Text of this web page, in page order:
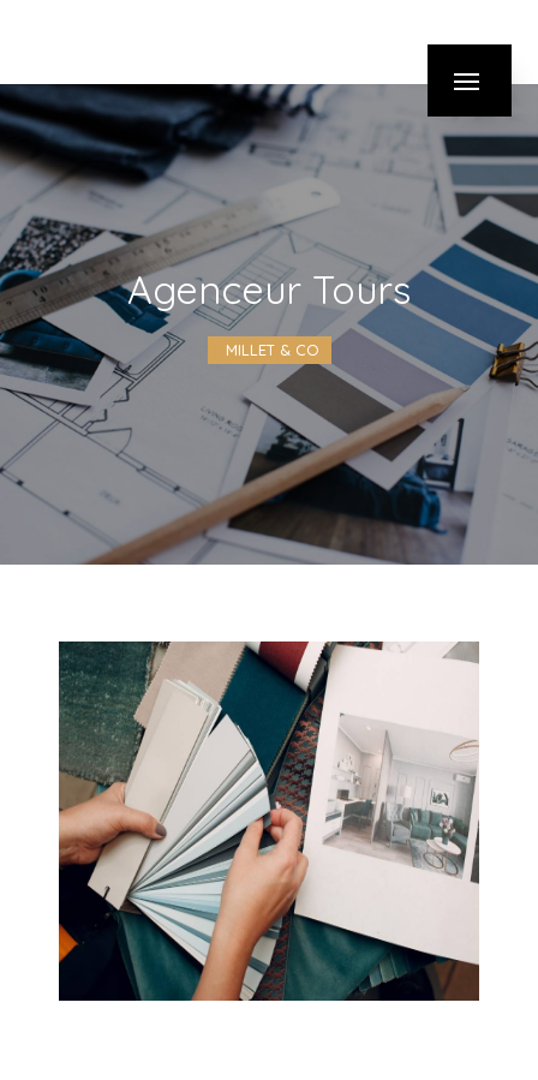
agenceur Tours
MILLET & CO